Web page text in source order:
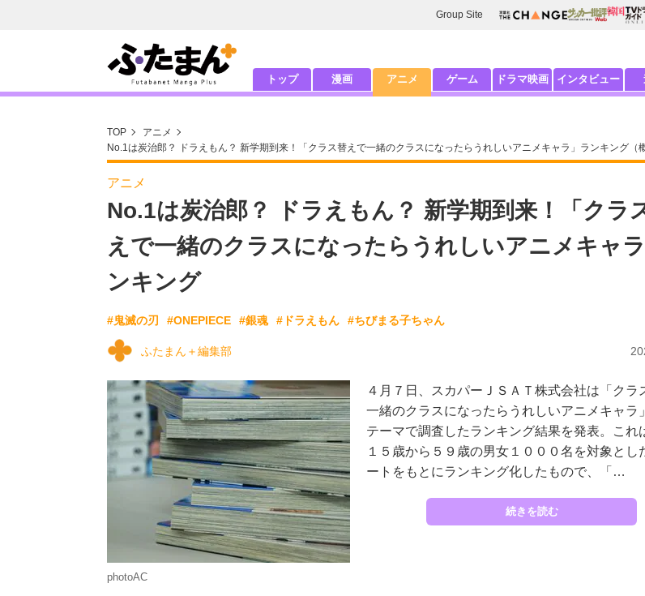
Group Site
トップ 漫画 アニメ ゲーム ドラマ映画 インタビュー
TOP
アニメ
No.1は炭治郎？ ドラえもん？ 新学期到来！「クラス替えで一緒のクラスになったらうれしいアニメキャラ」ランキング（概
アニメ
No.1は炭治郎？ ドラえもん？ 新学期到来！「クラ
えで一緒のクラスになったらうれしいアニメキャ
ンキング
#鬼滅の刃 #ONEPIECE #銀魂 #ドラえもん #ちびまる子ちゃん
ふたまん＋編集部
photoAC
４月７日、スカパーＪＳＡＴ株式会社は「クラ
一緒のクラスになったらうれしいアニメキャラ
テーマで調査したランキング結果を発表。これ
１５歳から５９歳の男女１０００名を対象とし
ートをもとにランキング化したもので、「…
続きを読む